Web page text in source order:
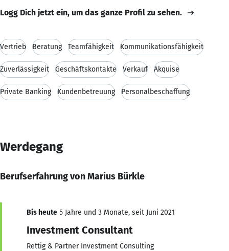
Logg Dich jetzt ein, um das ganze Profil zu sehen.
Vertrieb Beratung Teamfähigkeit Kommunikationsfähigkeit
Zuverlässigkeit Geschäftskontakte Verkauf Akquise
Private Banking Kundenbetreuung Personalbeschaffung
Werdegang
Berufserfahrung von Marius Bürkle
Bis heute 5 Jahre und 3 Monate, seit Juni 2021
Investment Consultant
Rettig & Partner Investment Consulting